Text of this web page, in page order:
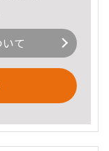
て